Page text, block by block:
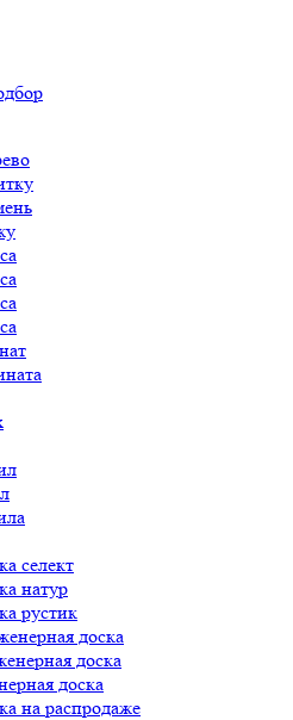
селект
натур
рустик
доска
доска
доска
на распродаже